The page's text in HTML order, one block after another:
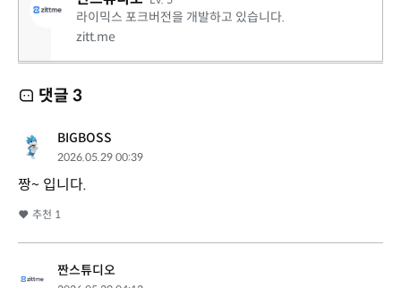
라이믹스 포크버전을 개발하고 있습니다.
zitt.me
댓글 3
BIGBOSS
2026.05.29 00:39
짱~ 입니다.
추천 1
짠스튜디오